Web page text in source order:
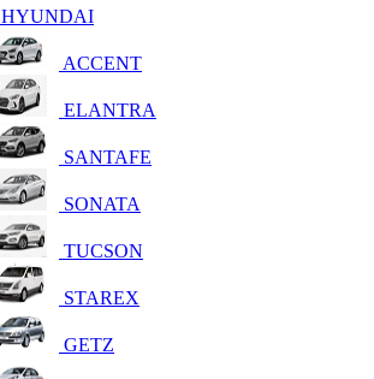
HYUNDAI
ACCENT
ELANTRA
SANTAFE
SONATA
TUCSON
STAREX
GETZ